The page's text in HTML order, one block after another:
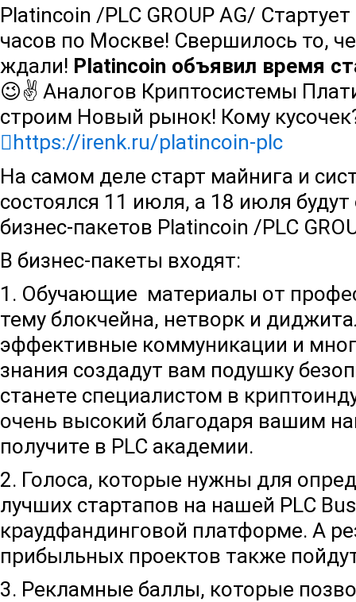
Platincoin /PLC GROUP AG/
часов по Москве! Свершилось то,
ждали! Platincoin объявил время
😉✌ Аналогов Криптосистемы
строим Новый рынок! Кому
https://irenk.ru/platincoin-plc
На самом деле старт майнига и
состоялся 11 июля, а 18 июля
бизнес-пакетов Platincoin /PLC
В бизнес-пакеты входят:
1. Обучающие материалы от
тему блокчейна, нетворк и
эффективные коммуникации и
знания создадут вам подушку
станете специалистом в
очень высокий благодаря вашим
получите в PLC академии.
2. Голоса, которые нужны для
лучших стартапов на нашей PLC
краудфандинговой платформе. А
прибыльных проектов также
3. Рекламные баллы, которые